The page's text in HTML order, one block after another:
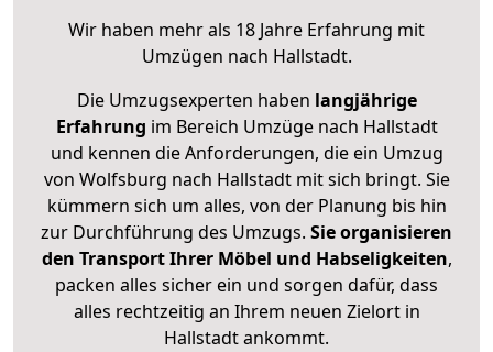
Wir haben mehr als 18 Jahre Erfahrung mit
Umzügen nach Hallstadt.
Die Umzugsexperten haben langjährige
Erfahrung im Bereich Umzüge nach Hallstadt
und kennen die Anforderungen, die ein Umzug
von Wolfsburg nach Hallstadt mit sich bringt. Sie
kümmern sich um alles, von der Planung bis hin
zur Durchführung des Umzugs. Sie organisieren
den Transport Ihrer Möbel und Habseligkeiten,
packen alles sicher ein und sorgen dafür, dass
alles rechtzeitig an Ihrem neuen Zielort in
Hallstadt ankommt.